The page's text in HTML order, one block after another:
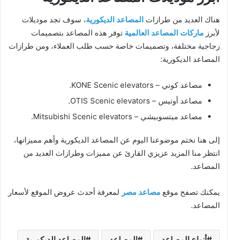
هناك العديد من طرازات المصاعد الديكورية، سوف تجد موديلات
لأبرز ماركات المصاعد العالمية توفر هذه المصاعد بتصميمات
زجاجية مختلفة، وتصميمات خاصة حسب طلب العملاء، ومن طرازات
المصاعد الديكورية:
مصاعد كوني – KONE Scenic elevators.
مصاعد أوتيس – OTIS Scenic elevators.
مصاعد ميتسوبيشي – Mitsubishi Scenic elevators.
إلى هنا نختم موضوعنا اليوم عن المصاعد الديكورية وأهم مميزاتها،
انتظر منا المزيد عزيزي القارئ عن مميزات وطرازات العديد من
المصاعد.
يمكنك تصفح موقع مصاعد مصر لمعرفة أحدث عروض الموقع لأسعار
المصاعد.